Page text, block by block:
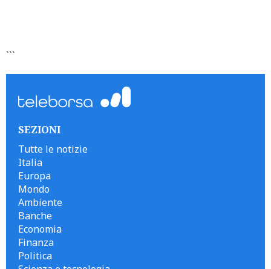
```
SEZIONI
Tutte le notizie
Italia
Europa
Mondo
Ambiente
Banche
Economia
Finanza
Politica